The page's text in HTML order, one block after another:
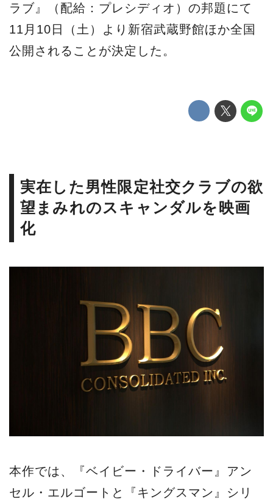
ラブ』（配給：プレシディオ）の邦題にて
11月10日（土）より新宿武蔵野館ほか全国
公開されることが決定した。
実在した男性限定社交クラブの欲
望まみれのスキャンダルを映画
化
本作では、『ベイビー・ドライバー』アン
セル・エルゴートと『キングスマン』シリ